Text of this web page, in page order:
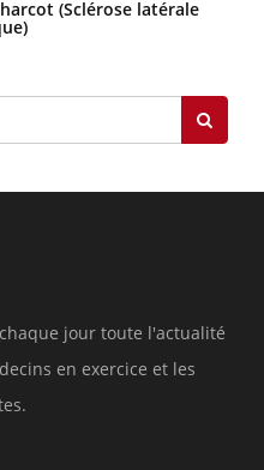
(Sclérose latérale
jour toute l'actualité
en exercice et les